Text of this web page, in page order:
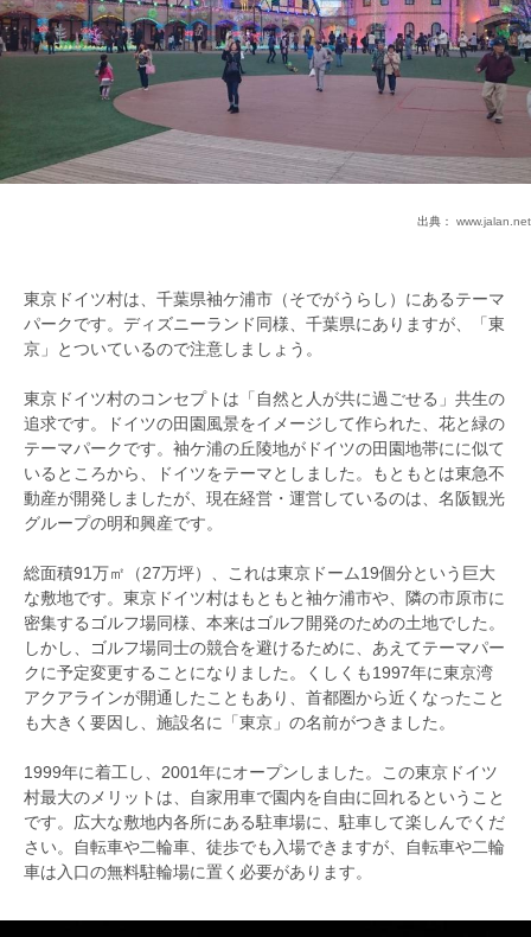
出典： www.jalan.net
東京ドイツ村は、千葉県袖ケ浦市（そでがうらし）にあるテーマ
パークです。ディズニーランド同様、千葉県にありますが、「東
京」とついているので注意しましょう。
東京ドイツ村のコンセプトは「自然と人が共に過ごせる」共生の
追求です。ドイツの田園風景をイメージして作られた、花と緑の
テーマパークです。袖ケ浦の丘陵地がドイツの田園地帯にに似て
いるところから、ドイツをテーマとしました。もともとは東急不
動産が開発しましたが、現在経営・運営しているのは、名阪観光
グループの明和興産です。
総面積91万㎡（27万坪）、これは東京ドーム19個分という巨大
な敷地です。東京ドイツ村はもともと袖ケ浦市や、隣の市原市に
密集するゴルフ場同様、本来はゴルフ開発のための土地でした。
しかし、ゴルフ場同士の競合を避けるために、あえてテーマパー
クに予定変更することになりました。くしくも1997年に東京湾
アクアラインが開通したこともあり、首都圏から近くなったこと
も大きく要因し、施設名に「東京」の名前がつきました。
1999年に着工し、2001年にオープンしました。この東京ドイツ
村最大のメリットは、自家用車で園内を自由に回れるということ
です。広大な敷地内各所にある駐車場に、駐車して楽しんでくだ
さい。自転車や二輪車、徒歩でも入場できますが、自転車や二輪
車は入口の無料駐輪場に置く必要があります。